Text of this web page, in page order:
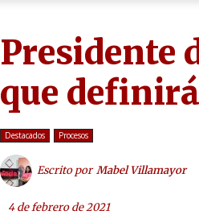
Presidente
que
Destacados Procesos
Escrito por Mabel Villamayor
4 de febrero de 2021